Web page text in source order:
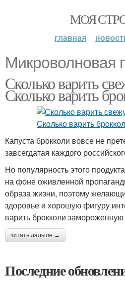
МОЯ
главная
Микроволновая
Сколько варить
Сколько варить
Капуста брокколи вовсе не
завсегдатая каждого
Но популярность этого
на фоне оживленной
образа жизни, поэтому
здоровье и хорошую фигуру
варить брокколи
читать дальше →
Последние